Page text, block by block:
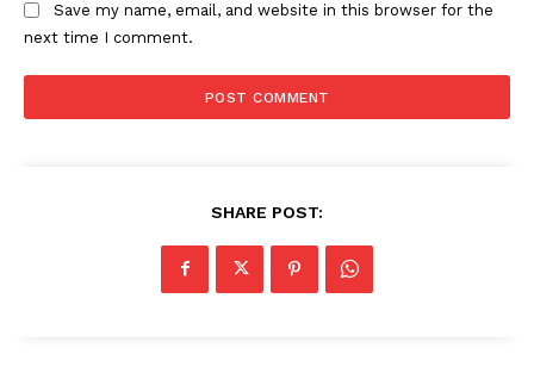
Save my name, email, and website in this browser for the
next time I comment.
SHARE POST: